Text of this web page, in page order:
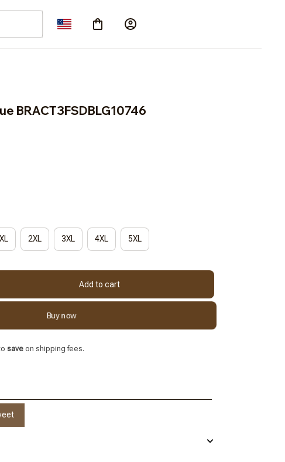
BRACT3FSDBLG10746
XL 2XL 3XL 4XL 5XL
Add to cart
Buy now
save on shipping fees.